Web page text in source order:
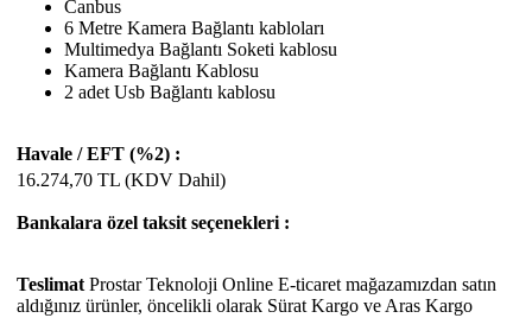
Canbus
6 Metre Kamera Bağlantı kabloları
Multimedya Bağlantı Soketi kablosu
Kamera Bağlantı Kablosu
2 adet Usb Bağlantı kablosu
Havale / EFT (%2) :
16.274,70 TL (KDV Dahil)
Bankalara özel taksit seçenekleri :
Teslimat Prostar Teknoloji Online E-ticaret mağazamızdan satın
aldığınız ürünler, öncelikli olarak Sürat Kargo ve Aras Kargo